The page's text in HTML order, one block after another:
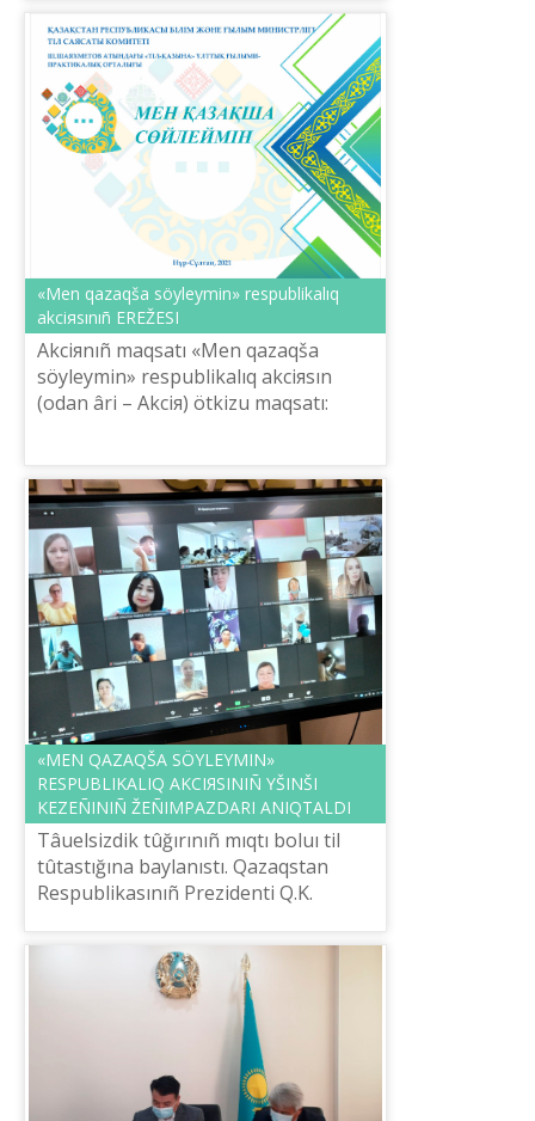
«Men qazaqša söyleymіn» respublikalıq
akciяsınıñ EREŽESІ
Akciяnıñ maqsatı «Men qazaqša
söyleymіn» respublikalıq akciяsın
(odan ârі – Akciя) ötkіzu maqsatı:
qarım-q...
«MEN QAZAQŠA SÖYLEYMІN»
RESPUBLIKALIQ AKCIЯSINIÑ ҮŠІNŠІ
KEZEÑІNІÑ ŽEÑІMPAZDARI ANIQTALDI
Tâuelsіzdіk tûğırınıñ mıqtı boluı tіl
tûtastığına baylanıstı. Qazaqstan
Respublikasınıñ Prezidentі Q.K.
«Bүgіnde memlekettіk tіldі bіletіn